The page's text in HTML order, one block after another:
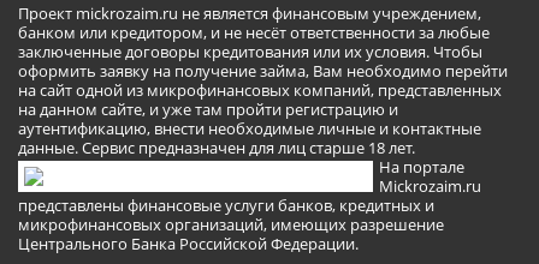
Проект mickrozaim.ru не является финансовым учреждением,
банком или кредитором, и не несёт ответственности за любые
заключенные договоры кредитования или их условия. Чтобы
оформить заявку на получение займа, Вам необходимо перейти
на сайт одной из микрофинансовых компаний, представленных
на данном сайте, и уже там пройти регистрацию и
аутентификацию, внести необходимые личные и контактные
данные. Сервис предназначен для лиц старше 18 лет.
На портале
Mickrozaim.ru
представлены финансовые услуги банков, кредитных и
микрофинансовых организаций, имеющих разрешение
Центрального Банка Российской Федерации.